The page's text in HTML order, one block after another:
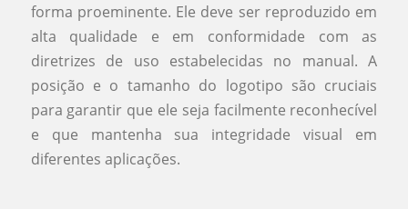
forma proeminente. Ele deve ser reproduzido em
alta qualidade e em conformidade com as
diretrizes de uso estabelecidas no manual. A
posição e o tamanho do logotipo são cruciais
para garantir que ele seja facilmente reconhecível
e que mantenha sua integridade visual em
diferentes aplicações.